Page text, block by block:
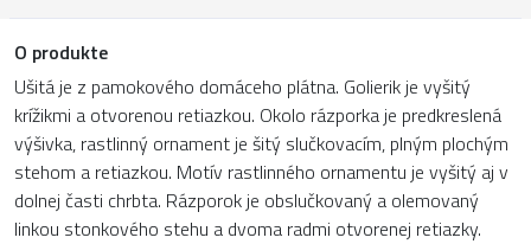
O produkte
Ušitá je z pamokového domáceho plátna. Golierik je vyšitý
krížikmi a otvorenou retiazkou. Okolo rázporka je predkreslená
výšivka, rastlinný ornament je šitý slučkovacím, plným plochým
stehom a retiazkou. Motív rastlinného ornamentu je vyšitý aj v
dolnej časti chrbta. Rázporok je obslučkovaný a olemovaný
linkou stonkového stehu a dvoma radmi otvorenej retiazky.